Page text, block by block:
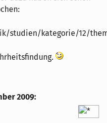
studien/kategorie/12/
2009: